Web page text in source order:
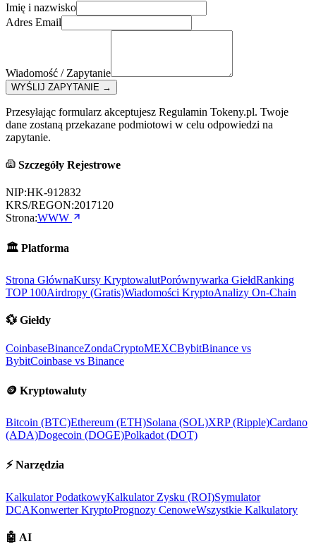
Imię i nazwisko
Adres Email
Wiadomość / Zapytanie
WYŚLIJ ZAPYTANIE →
Przesyłając formularz akceptujesz Regulamin Tokeny.pl. Twoje
dane zostaną przekazane podmiotowi w celu odpowiedzi na
zapytanie.
Szczegóły Rejestrowe
NIP:HK-912832
KRS/REGON:2017120
Strona:WWW
🏛️ Platforma
Strona GłównaKursy KryptowalutPorównywarka GiełdRanking
TOP 100Airdropy (Gratis)Wiadomości KryptoAnalizy On-Chain
💱 Giełdy
CoinbaseBinanceZondaCryptoMEXCBybitBinance vs
BybitCoinbase vs Binance
🪙 Kryptowaluty
Bitcoin (BTC)Ethereum (ETH)Solana (SOL)XRP (Ripple)Cardano
(ADA)Dogecoin (DOGE)Polkadot (DOT)
⚡ Narzędzia
Kalkulator PodatkowyKalkulator Zysku (ROI)Symulator
DCAKonwerter KryptoPrognozy CenoweWszystkie Kalkulatory
🤖 AI